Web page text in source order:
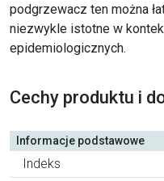
podgrzewacz ten można
niezwykle istotne w
epidemiologicznych.
Cechy produktu i
Informacje podstawowe
Indeks